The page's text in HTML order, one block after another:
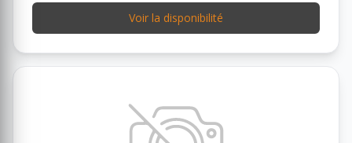
Voir la disponibilité